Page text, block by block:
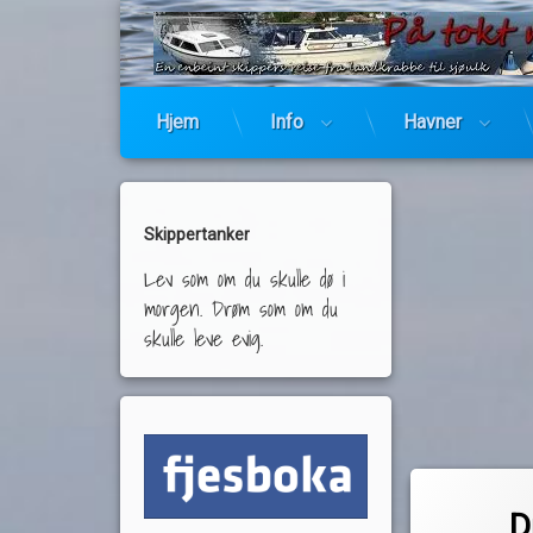
Hjem Info Havner
Skippertanker
Lev som om du skulle dø i
morgen. Drøm som om du
skulle leve evig.